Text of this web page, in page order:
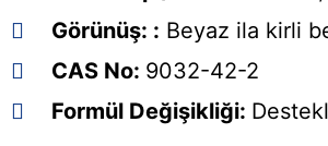
Görünüş: : Beyaz ila kirli
CAS No: 9032-42-2
Formül Değişikliği: